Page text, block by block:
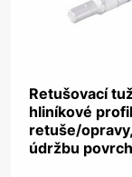
Retušovací
hliníkové
retuše/
údržbu